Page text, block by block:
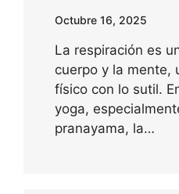
Octubre 16, 2025
La respiración es
cuerpo y la mente,
físico con lo sutil.
yoga,
pranayama, la…